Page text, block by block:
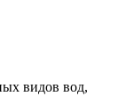
видов вод,